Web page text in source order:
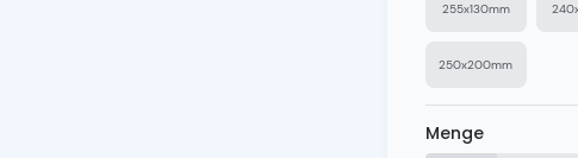
255x130mm
250x200mm
Menge